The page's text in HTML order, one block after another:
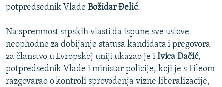
potpredsednik Vlade Božidar Đelić.
Na spremnost srpskih vlasti da ispune sve uslove
neophodne za dobijanje statusa kandidata i pregovora
za članstvo u Evropskoj uniji ukazao je i Ivica Dačić,
potpredsednik Vlade i ministar policije, koji je s Fileom
razgovarao o kontroli sprovođenja vizne liberalizacije,